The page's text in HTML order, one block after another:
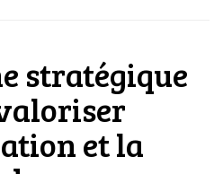
stratégique
et la